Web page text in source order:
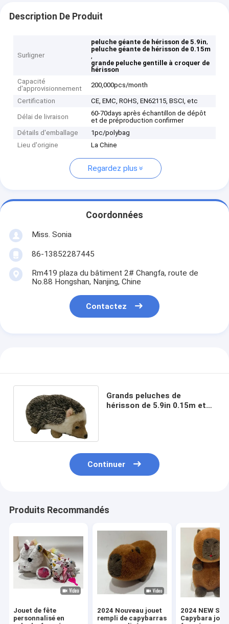
Description De Produit
Surligner
peluche géante de hérisson de 5.9in,
peluche géante de hérisson de 0.15m
,
grande peluche gentille à croquer de
hérisson
Capacité
d'approvisionnement
200,000pcs/month
Certification CE, EMC, ROHS, EN62115, BSCI, etc
Délai de livraison
60-70days après échantillon de dépôt
et de préproduction confirmer
Détails d'emballage
1pc/polybag
Lieu d'origine
La Chine
Regardez plus
Coordonnées
Miss. Sonia
86-13852287445
Rm419 plaza du bâtiment 2# Changfa, route de
No.88 Hongshan, Nanjing, Chine
Contactez
Grands peluches de
hérisson de 5.9in 0.15m et
Continuer
Produits Recommandés
Jouet de fête
personnalisé en
2024 Nouveau jouet
rempli de capybarras
2024 NEW
Capybara